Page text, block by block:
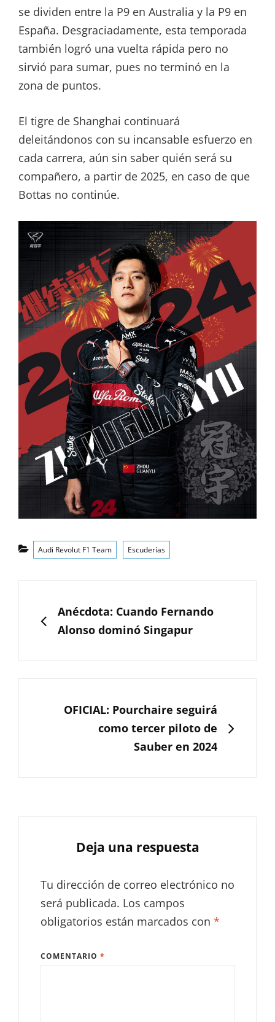
se dividen entre la P9 en Australia y la P9 en
España. Desgraciadamente, esta temporada
también logró una vuelta rápida pero no
sirvió para sumar, pues no terminó en la
zona de puntos.
El tigre de Shanghai continuará
deleitándonos con su incansable esfuerzo en
cada carrera, aún sin saber quién será su
compañero, a partir de 2025, en caso de que
Bottas no continúe.
Categorías
Audi Revolut F1 Team Escuderías
entradas
ANTERIOR
Anécdota: Cuando Fernando
Alonso dominó Singapur
SIGUIENTE
OFICIAL: Pourchaire seguirá
como tercer piloto de
Sauber en 2024
Deja una respuesta
Tu dirección de correo electrónico no
será publicada. Los campos
obligatorios están marcados con *
COMENTARIO *